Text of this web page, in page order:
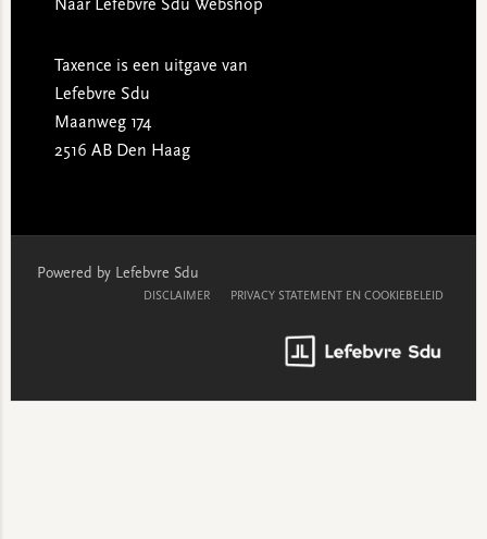
Naar Lefebvre Sdu Webshop
Taxence is een uitgave van
Lefebvre Sdu
Maanweg 174
2516 AB Den Haag
Powered by Lefebvre Sdu
DISCLAIMER PRIVACY STATEMENT EN COOKIEBELEID